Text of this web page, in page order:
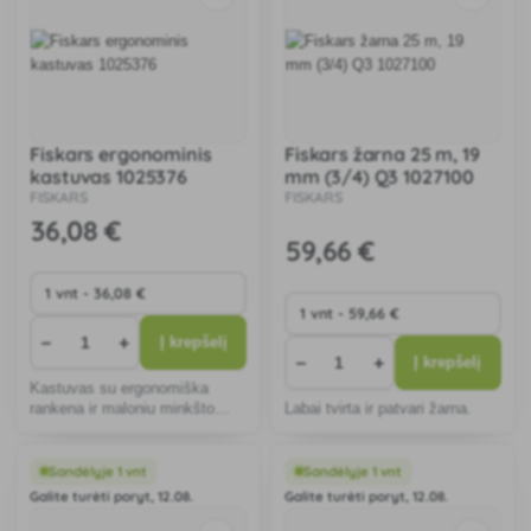
Fiskars ergonominis
kastuvas 1025376
FISKARS
36,08 €
− + Į krepšelį
Kastuvas su ergonomiška
rankena ir maloniu minkšto
Fiskars žarna 25 m, 19
mm (3/4) Q3 1027100
FISKARS
59,66 €
− + Į krepšelį
Labai tvirta ir patvari žarna.
Sandėlyje 1 vnt
Galite turėti poryt, 12.08.
Sandėlyje 1 vnt
Galite turėti poryt, 12.08.